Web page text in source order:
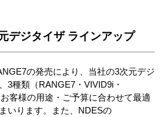
デジタイザ ラインアップ
の発売により、当社の3次元デジ
3種類（RANGE7・VIVID9i・
客様の用途・ご予算に合わせて最適
いります。また、NDESの